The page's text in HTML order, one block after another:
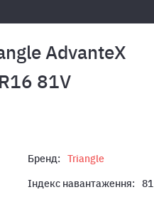
AdvanteX
81V
Бренд: Triangle
Індекс навантаження: 81